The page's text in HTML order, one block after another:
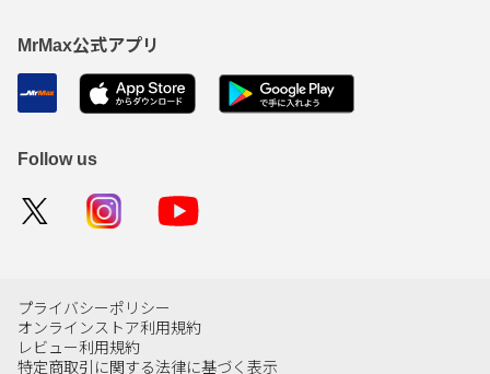
MrMax公式アプリ
Follow us
プライバシーポリシー
オンラインストア利用規約
レビュー利用規約
特定商取引に関する法律に基づく表示